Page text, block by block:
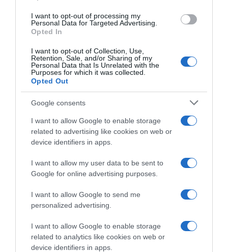
I want to opt-out of processing my
Personal Data for Targeted Advertising.
Opted In
I want to opt-out of Collection, Use,
Retention, Sale, and/or Sharing of my
Personal Data that Is Unrelated with the
Purposes for which it was collected.
Opted Out
Google consents
I want to allow Google to enable storage
related to advertising like cookies on web or
device identifiers in apps.
I want to allow my user data to be sent to
Google for online advertising purposes.
I want to allow Google to send me
personalized advertising.
I want to allow Google to enable storage
related to analytics like cookies on web or
device identifiers in apps.
Fotos ilustram ambiente da 7.ª edição do
festival gastronómico 'The Art of Flavours' no
Reid's Palace
13 Jun 21:28
PRODUTOS E MARCAS
Hotéis Savoy Signature distinguidos com
Tripadvisor Travellers' Choice Awards 2026